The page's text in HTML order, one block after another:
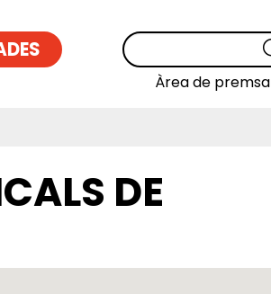
Àrea de premsa
DE